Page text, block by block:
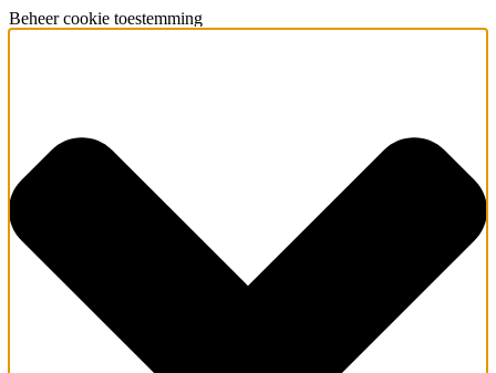
Beheer cookie toestemming